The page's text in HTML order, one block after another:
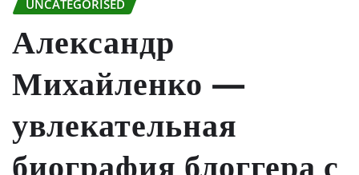
UNCATEGORISED
Александр
Михайленко —
увлекательная